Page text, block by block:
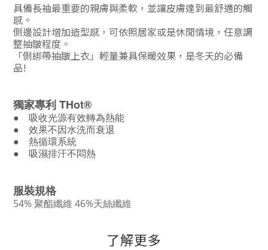
具備長袖最重要的親膚與柔軟，並讓皮膚達到最舒適的觸
感。
側邊設計增加造型感， 可依照居家或是休閒情境，任意調
整抽皺程度。
「側綁帶抽皺上衣」輕量兼具保暖效果，是冬天的必備
品!
獨家專利THot®
● 吸收光源有效轉為熱能
● 效果不因水洗而衰退
● 熱循環系統
● 吸濕排汗不悶熱
服裝規格
54% 聚酯纖維 46%天絲纖維
了解更多